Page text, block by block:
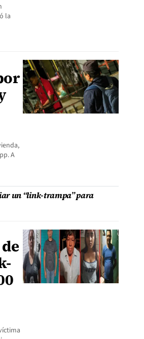
la
A
un “link-trampa” para